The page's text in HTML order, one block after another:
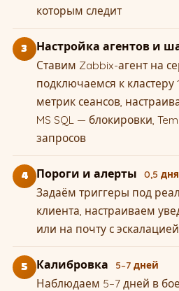
которым следит
3 Настройка агентов и
Ставим Zabbix-агент на
подключаемся к кластеру
метрик сеансов,
MS SQL — блокировки,
запросов
4 Пороги и алерты 0,5 дня
Задаём триггеры под
клиента, настраиваем
или на почту с
5 Калибровка 5–7 дней
Наблюдаем 5–7 дней в